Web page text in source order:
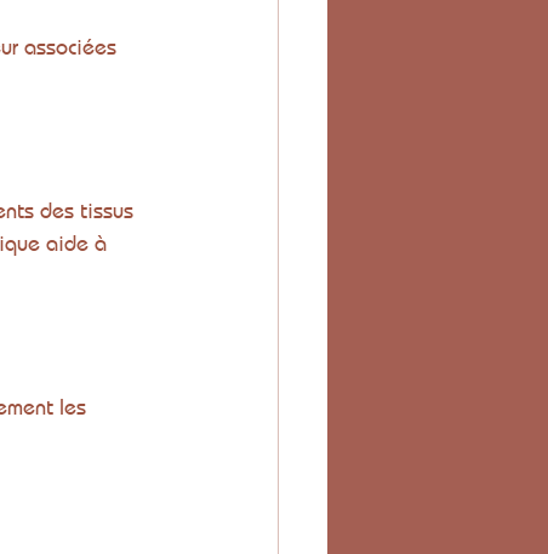
associées
des tissus
aide à
les